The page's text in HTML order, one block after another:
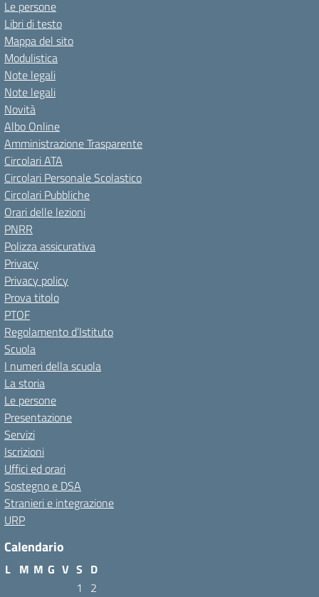
Le persone
Libri di testo
Mappa del sito
Modulistica
Note legali
Note legali
Novità
Albo Online
Amministrazione Trasparente
Circolari ATA
Circolari Personale Scolastico
Circolari Pubbliche
Orari delle lezioni
PNRR
Polizza assicurativa
Privacy
Privacy policy
Prova titolo
PTOF
Regolamento d’Istituto
Scuola
I numeri della scuola
La storia
Le persone
Presentazione
Servizi
Iscrizioni
Uffici ed orari
Sostegno e DSA
Stranieri e integrazione
URP
Calendario
L M M G V S D
1
2